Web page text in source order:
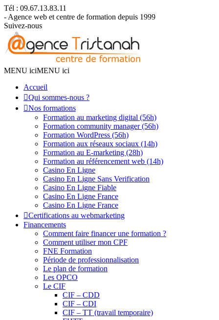
Tél : 09.67.13.83.11
- Agence web et centre de formation depuis 1999
Suivez-nous
MENU iciMENU ici
Accueil
Qui sommes-nous ?
Nos formations
Formation au marketing digital (56h)
Formation community manager (56h)
Formation WordPress (56h)
Formation aux réseaux sociaux (14h)
Formation au E-marketing (28h)
Formation au référencement web (14h)
Casino En Ligne
Casino En Ligne Sans Verification
Casino En Ligne Fiable
Casino En Ligne France
Casino En Ligne France
Certifications au webmarketing
Financements
Comment faire financer une formation ?
Comment utiliser mon CPF
FNE Formation
Période de professionnalisation
Le plan de formation
Les OPCO
Le CIF
CIF – CDD
CIF – CDI
CIF – TT (travail temporaire)